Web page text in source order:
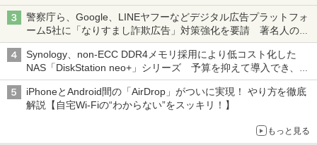
ち・ざ・ろーど！その14】【空いた時間でなにしてる？】
警察庁ら、Google、LINEヤフーなどデジタル広告プラットフォ
ーム5社に「なりすまし詐欺広告」対策強化を要請 著名人の写
真や映像を使った投資詐欺などへの対策として
Synology、non-ECC DDR4メモリ採用により低コスト化した
NAS「DiskStation neo+」シリーズ 予算を抑えて導入でき、
ECCメモリへのアップグレードも可能
iPhoneとAndroid間の「AirDrop」がついに実現！ やり方を徹底
解説【自宅Wi-Fiの“わからない”をスッキリ！】
もっと見る